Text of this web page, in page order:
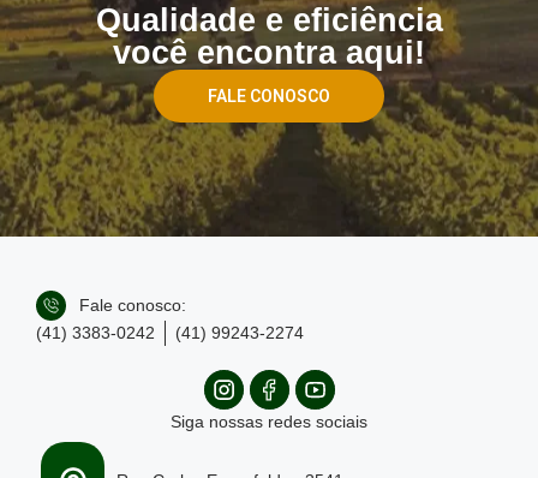
Qualidade e eficiência
você encontra aqui!
FALE CONOSCO
Siga nossas redes sociais
Fale conosco:
(41) 3383-0242
(41) 99243-2274